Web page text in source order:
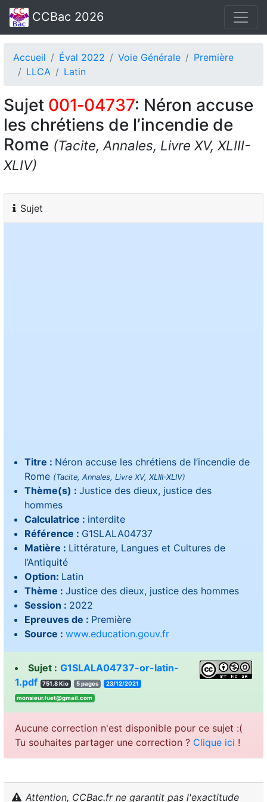
CCBac 2026
Accueil Éval 2022 Voie Générale
Première
LLCA
Latin
Sujet 001‑04737: Néron accuse
les chrétiens de l’incendie de
Rome (Tacite, Annales, Livre XV, XLIII-
XLIV)
Sujet
Titre : Néron accuse les chrétiens de l’incendie de
Rome (Tacite, Annales, Livre XV, XLIII-XLIV)
Thème(s) : Justice des dieux, justice des
hommes
Calculatrice : interdite
Référence : G1SLALA04737
Matière : Littérature, Langues et Cultures de
l’Antiquité
Option: Latin
Thème : Justice des dieux, justice des hommes
Session : 2022
Epreuves de : Première
Source : www.education.gouv.fr
Sujet : G1SLALA04737-or-latin-
1.pdf
751.8 Kio 5 pages 23/12/2021
moc.liamg@teul.rueisnom
Aucune correction n'est disponible pour ce sujet :(
Tu souhaites partager une correction ? Clique ici !
Attention, CCBac.fr ne garantit pas l'exactitude